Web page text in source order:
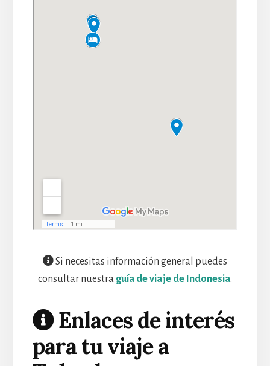
Si necesitas información general puedes
consultar nuestra guía de viaje de Indonesia.
Enlaces de interés
para tu viaje a